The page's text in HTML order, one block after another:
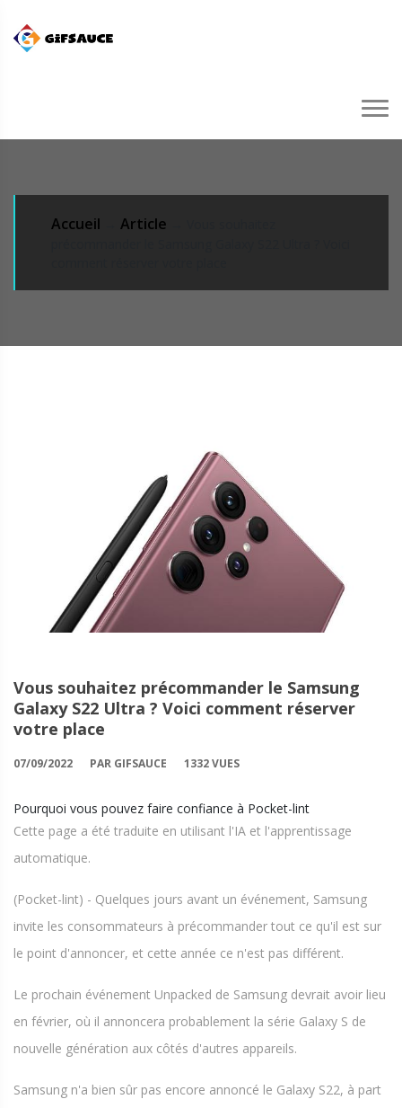
Accueil Article
Vous souhaitez précommander le Samsung
Galaxy S22 Ultra ? Voici comment réserver
votre place
07/09/2022 PAR GIFSAUCE 1332 VUES
Pourquoi vous pouvez faire confiance à Pocket-lint
Cette page a été traduite en utilisant l'IA et l'apprentissage
automatique.
(Pocket-lint) - Quelques jours avant un événement, Samsung
invite les consommateurs à précommander tout ce qu'il est sur
le point d'annoncer, et cette année ce n'est pas différent.
Le prochain événement Unpacked de Samsung devrait avoir lieu
en février, où il annoncera probablement la série Galaxy S de
nouvelle génération aux côtés d'autres appareils.
Samsung n'a bien sûr pas encore annoncé le Galaxy S22, à part